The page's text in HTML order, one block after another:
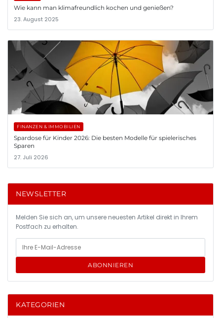
Wie kann man klimafreundlich kochen und genießen?
23. August 2025
FINANZEN & IMMOBILIEN
Spardose für Kinder 2026: Die besten Modelle für spielerisches
Sparen
27. Juli 2026
NEWSLETTER
Melden Sie sich an, um unsere neuesten Artikel direkt in Ihrem
Postfach zu erhalten.
ABONNIEREN
KATEGORIEN